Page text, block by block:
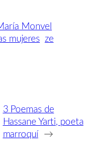
Monvel
mujeres
ze
3 Poemas de
Hassane Yarti, poeta
marroquí
→